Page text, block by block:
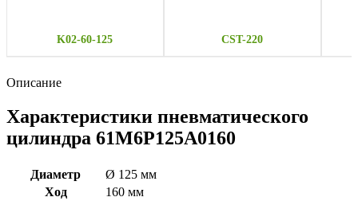
K02-60-125 CST-220
Описание
Характеристики пневматического
цилиндра 61M6P125A0160
Диаметр
Ø 125 мм
Ход
160 мм